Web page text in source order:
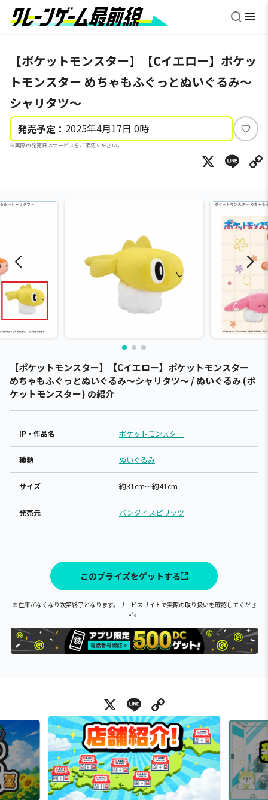
【ポケットモンスター】【Cイエロー】ポケッ
トモンスター めちゃもふぐっとぬいぐるみ～
シャリタツ～
発売予定： 2025年4月17日 0時
※実際の発売日はサービスをご確認ください。
い
ね
X
【ポケットモンスター】【Cイエロー】ポケットモンスター
めちゃもふぐっとぬいぐるみ～シャリタツ～ / ぬいぐるみ (ポ
ケットモンスター) の紹介
IP・作品名 ポケットモンスター
種類 ぬいぐるみ
サイズ 約31cm～約41cm
発売元 バンダイスピリッツ
このプライズをゲットする
※在庫がなくなり次第終了となります。サービスサイトで実際の取り扱いを確認してくださ
い。
X Line